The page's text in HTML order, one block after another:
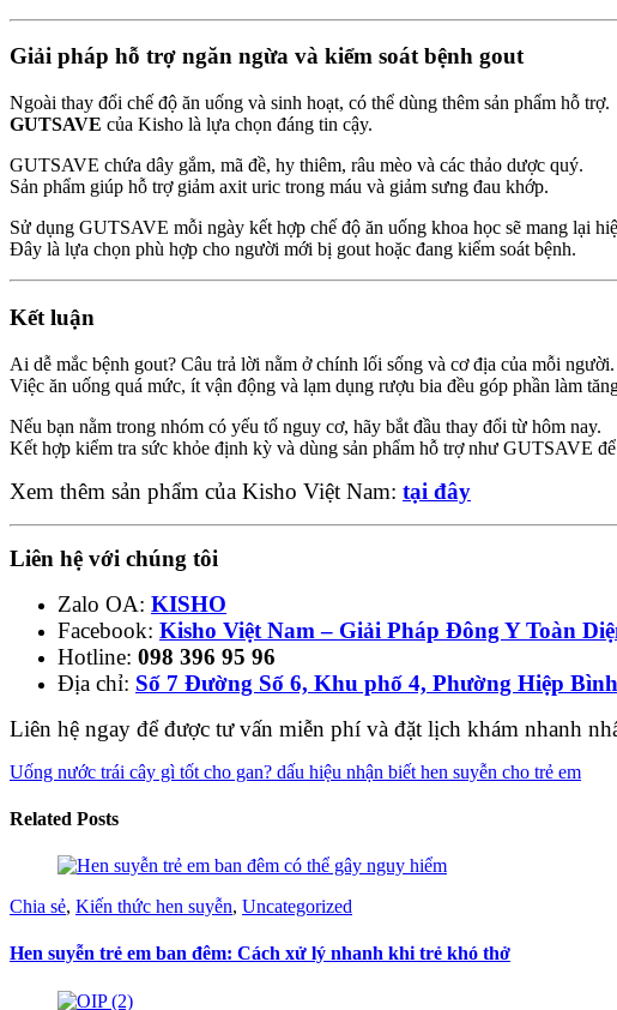
Giải pháp hỗ trợ ngăn ngừa và kiểm soát bệnh gout
Ngoài thay đổi chế độ ăn uống và sinh hoạt, có thể dùng thêm sản phẩm hỗ trợ.
GUTSAVE của Kisho là lựa chọn đáng tin cậy.
GUTSAVE chứa dây gắm, mã đề, hy thiêm, râu mèo và các thảo dược quý.
Sản phẩm giúp hỗ trợ giảm axit uric trong máu và giảm sưng đau khớp.
Sử dụng GUTSAVE mỗi ngày kết hợp chế độ ăn uống khoa học sẽ mang lại
Đây là lựa chọn phù hợp cho người mới bị gout hoặc đang kiểm soát bệnh.
Kết luận
Ai dễ mắc bệnh gout? Câu trả lời nằm ở chính lối sống và cơ địa của mỗi người.
Việc ăn uống quá mức, ít vận động và lạm dụng rượu bia đều góp phần làm
Nếu bạn nằm trong nhóm có yếu tố nguy cơ, hãy bắt đầu thay đổi từ hôm nay.
Kết hợp kiểm tra sức khỏe định kỳ và dùng sản phẩm hỗ trợ như GUTSAVE
Xem thêm sản phẩm của Kisho Việt Nam: tại đây
Liên hệ với chúng tôi
Zalo OA: KISHO
Facebook: Kisho Việt Nam – Giải Pháp Đông Y Toàn
Hotline: 098 396 95 96
Địa chỉ: Số 7 Đường Số 6, Khu phố 4, Phường Hiệp
Liên hệ ngay để được tư vấn miễn phí và đặt lịch khám nhanh
Uống nước trái cây gì tốt cho gan? dấu hiệu nhận biết hen suyễn cho trẻ em
Related Posts
Chia sẻ, Kiến thức hen suyễn, Uncategorized
Hen suyễn trẻ em ban đêm: Cách xử lý nhanh khi trẻ khó thở